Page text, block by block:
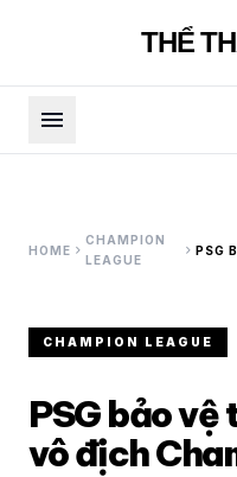
THỂ
menu
HOME chevron_right
CHAMPION
LEAGUE
chevron_rightPSG
CHAMPION LEAGUE
PSG bảo
vô địch